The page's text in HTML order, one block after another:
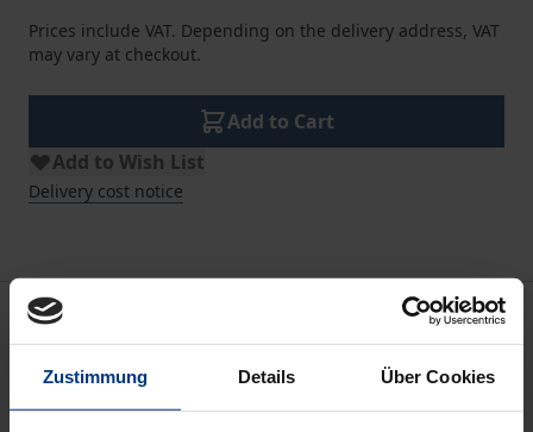
Zustimmung Details Über Cookies
Prices include VAT. Depending on the delivery address, VAT
may vary at checkout.
Add to Cart
Add to Wish List
Delivery cost notice
Description
Die hier vereinten Studien stellen ethische Fragen an
antike Texte. Indem sie zum Verstehen ethischer